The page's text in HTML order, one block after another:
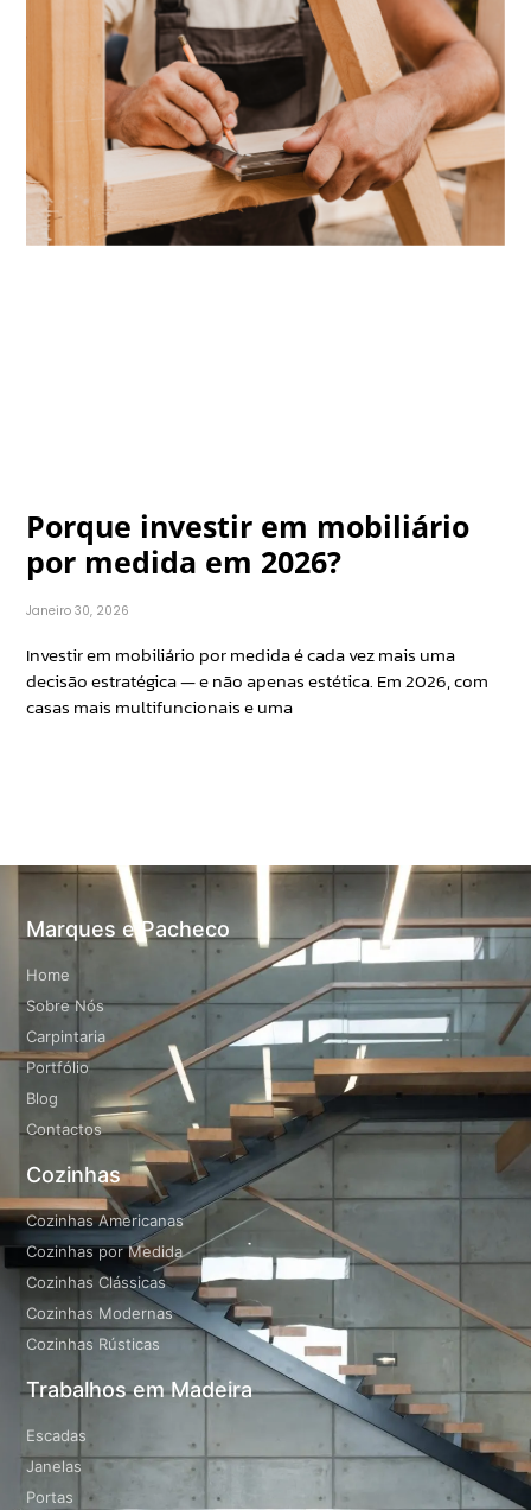
Porque investir em mobiliário
por medida em 2026?
Janeiro 30, 2026
Investir em mobiliário por medida é cada vez mais uma
decisão estratégica — e não apenas estética. Em 2026, com
casas mais multifuncionais e uma
Marques e Pacheco
Home
Sobre Nós
Carpintaria
Portfólio
Blog
Contactos
Cozinhas
Cozinhas Americanas
Cozinhas por Medida
Cozinhas Clássicas
Cozinhas Modernas
Cozinhas Rústicas
Trabalhos em Madeira
Escadas
Janelas
Portas